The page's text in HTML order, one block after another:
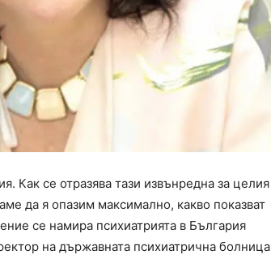
Как се отразява тази извънредна за целия
да я опазим максимално, какво показват
се намира психиатрията в България
на държавната психиатрична болница